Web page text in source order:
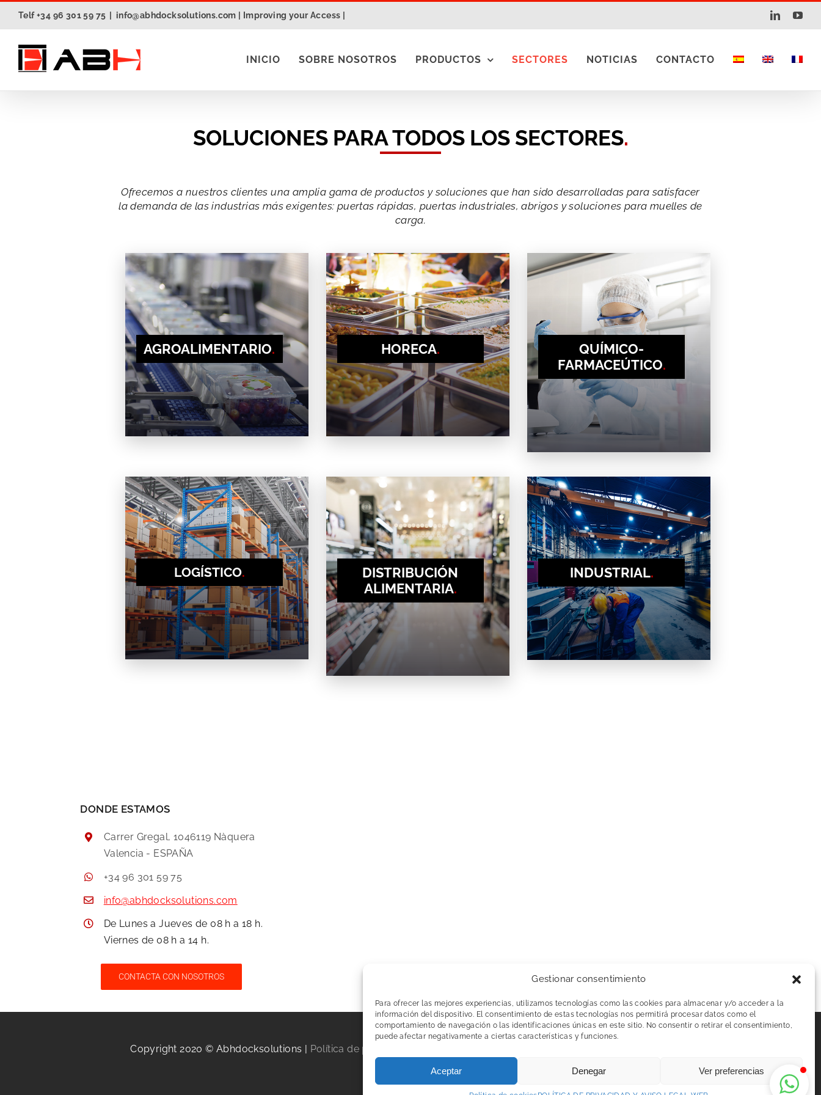
Gestionar consentimiento
Para ofrecer las mejores experiencias, utilizamos tecnologías como las cookies para almacenar y/o acceder a la
información del dispositivo. El consentimiento de estas tecnologías nos permitirá procesar datos como el
comportamiento de navegación o las identificaciones únicas en este sitio. No consentir o retirar el consentimiento,
puede afectar negativamente a ciertas características y funciones.
Aceptar Denegar Ver preferencias
Telf +34 96 301 59 75 info@abhdocksolutions.com | Improving your Access | LinkedIn
INICIO SOBRE NOSOTROS PRODUCTOS SECTORES NOTICIAS CONTACTO
SOLUCIONES PARA TODOS LOS SECTORES.
Ofrecemos a nuestros clientes una amplia gama de productos y soluciones que han sido desarrolladas para satisfacer
la demanda de las industrias más exigentes: puertas rápidas, puertas industriales, abrigos y soluciones para muelles de
carga.
AGROALIMENTARIO. HORECA.
QUÍMICO-
FARMACEÚTICO.
LOGÍSTICO.
DISTRIBUCIÓN
ALIMENTARIA.
INDUSTRIAL.
DONDE ESTAMOS
Carrer Gregal, 1046119 Nàquera
Valencia - ESPAÑA
+34 96 301 59 75
info@abhdocksolutions.com
De Lunes a Jueves de 08 h a 18 h.
Viernes de 08 h a 14 h.
CONTACTA CON NOSOTROS
Copyright 2020 © Abhdocksolutions | Política de privacidad y Aviso legal Web
LinkedInYouTube